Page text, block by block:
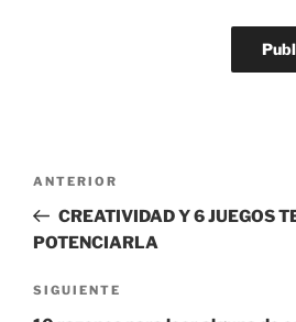
ANTERIOR
CREATIVIDAD Y 6 JUEGOS
POTENCIARLA
SIGUIENTE